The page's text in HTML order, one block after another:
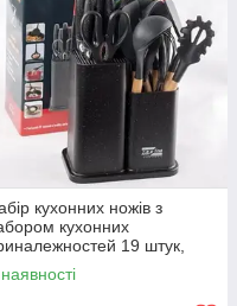
кухонних ножів з
кухонних
19 штук,
ножів із нержавіючої